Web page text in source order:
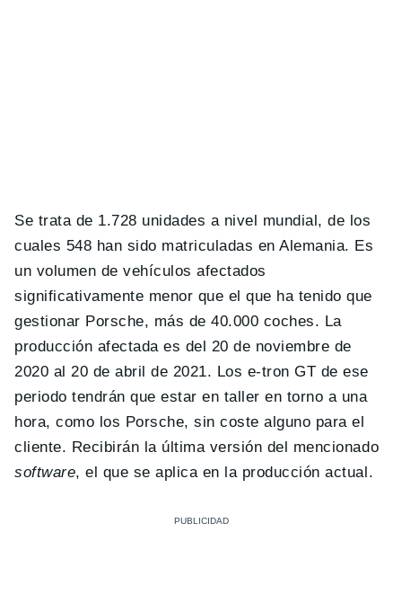
Se trata de 1.728 unidades a nivel mundial, de los
cuales 548 han sido matriculadas en Alemania. Es
un volumen de vehículos afectados
significativamente menor que el que ha tenido que
gestionar Porsche, más de 40.000 coches. La
producción afectada es del 20 de noviembre de
2020 al 20 de abril de 2021. Los e-tron GT de ese
periodo tendrán que estar en taller en torno a una
hora, como los Porsche, sin coste alguno para el
cliente. Recibirán la última versión del mencionado
software, el que se aplica en la producción actual.